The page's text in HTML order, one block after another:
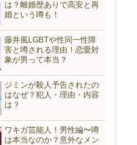
は？離婚歴ありで高安と再
婚という噂も！
藤井風LGBTや性同一性障
害と噂される理由！恋愛対
象が男って本当？
ジミンが殺人予告されたの
はなぜ？犯人・理由・内容
は？
ワキガ芸能人！男性編〜噂
は本当なのか？意外なメン